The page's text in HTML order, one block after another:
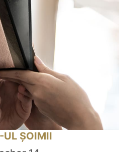
UL ȘOIMII